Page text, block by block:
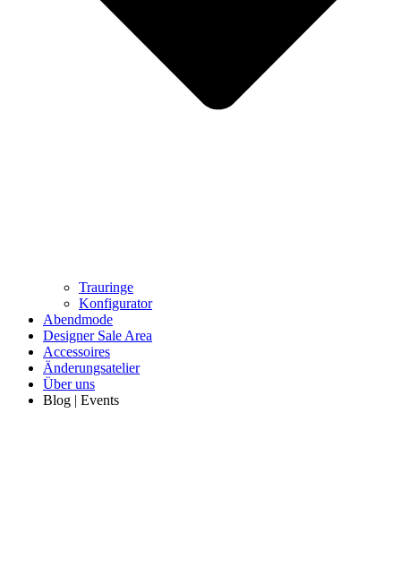
Trauringe
Konfigurator
Abendmode
Designer Sale Area
Accessoires
Änderungsatelier
Über uns
Blog | Events